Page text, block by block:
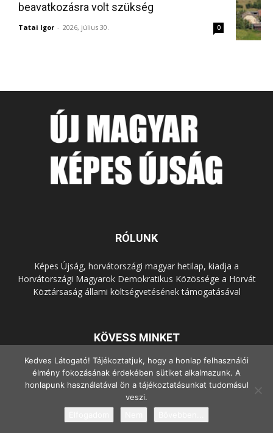
beavatkozásra volt szükség
Tatai Igor - 2026, július 30. 0
RÓLUNK
Képes Újság, horvátországi magyar hetilap, kiadja a
Horvátországi Magyarok Demokratikus Közössége a Horvát
Köztársaság állami költségvetésének támogatásával
KÖVESS MINKET
© Copyright - 2022 Minden jog fenntartva.
Kedves Látogató! Tájékoztatjuk, hogy a honlap felhasználói
élmény fokozásának érdekében sütiket alkalmazunk. A
honlapunk használatával ön a tájékoztatásunkat tudomásul
veszi.